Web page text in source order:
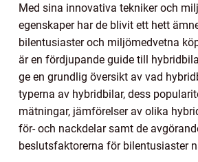
Med sina innovativa tekniker och
egenskaper har de blivit ett hett
bilentusiaster och miljömedvetna
är en fördjupande guide till
ge en grundlig översikt av vad
typerna av hybridbilar, dess
mätningar, jämförelser av olika
för- och nackdelar samt de
beslutsfaktorerna för bilentusiaster